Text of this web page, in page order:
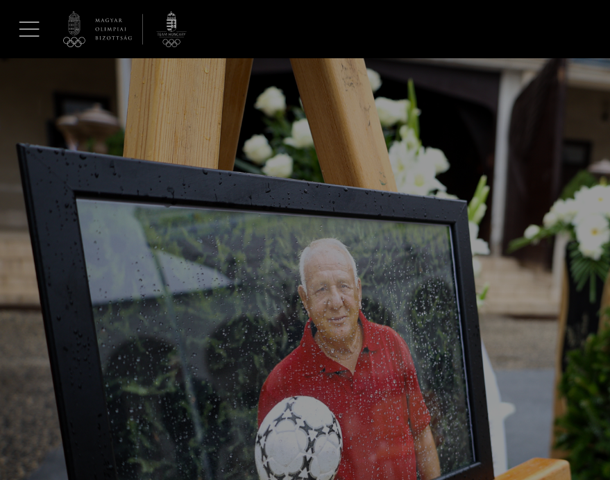
Hírek
Galéria
Dakar 2026
Los Angeles 2028
MOB
Kettőskarrier-program
NOB
Társszervezetek
OVEP
Adatbank